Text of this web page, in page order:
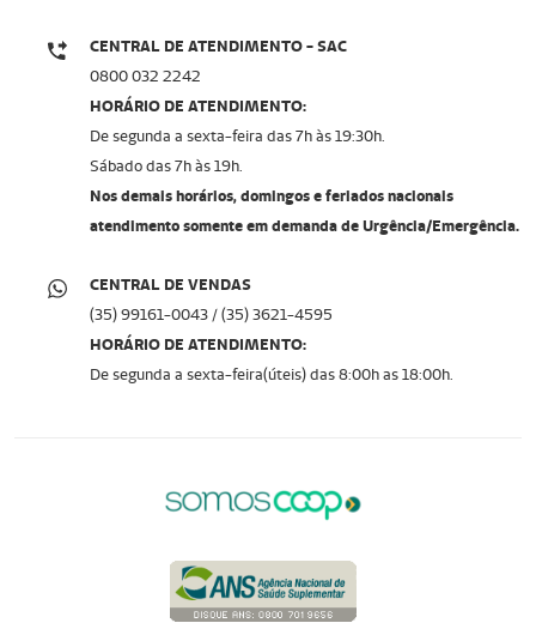
CENTRAL DE ATENDIMENTO - SAC
0800 032 2242
HORÁRIO DE ATENDIMENTO:
De segunda a sexta-feira das 7h às 19:30h.
Sábado das 7h às 19h.
Nos demais horários, domingos e feriados nacionais
atendimento somente em demanda de Urgência/Emergência.
CENTRAL DE VENDAS
(35) 99161-0043 / (35) 3621-4595
HORÁRIO DE ATENDIMENTO:
De segunda a sexta-feira(úteis) das 8:00h as 18:00h.